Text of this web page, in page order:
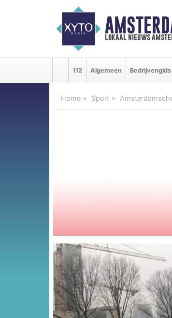
lokaal nieuws
112 Algemeen Bedrijvengids
Home Sport